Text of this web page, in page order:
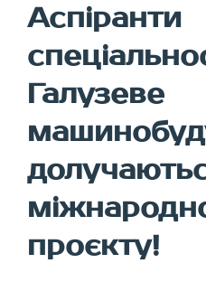
Аспіранти
Галузеве
проєкту!